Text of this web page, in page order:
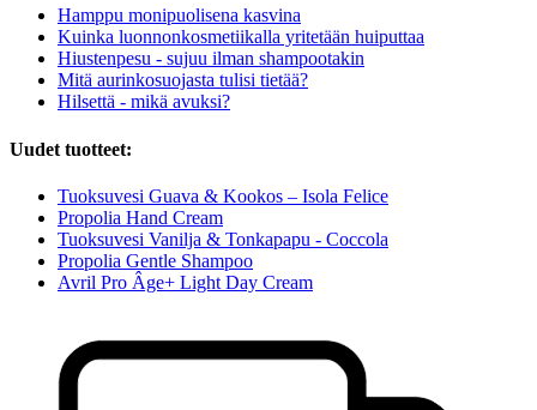
Hamppu monipuolisena kasvina
Kuinka luonnonkosmetiikalla yritetään huiputtaa
Hiustenpesu - sujuu ilman shampootakin
Mitä aurinkosuojasta tulisi tietää?
Hilsettä - mikä avuksi?
Uudet tuotteet:
Tuoksuvesi Guava & Kookos – Isola Felice
Propolia Hand Cream
Tuoksuvesi Vanilja & Tonkapapu - Coccola
Propolia Gentle Shampoo
Avril Pro Âge+ Light Day Cream